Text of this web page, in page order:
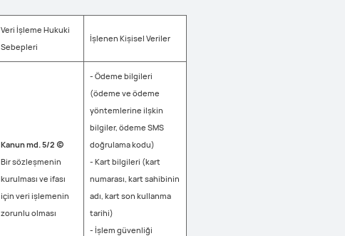
Veri İşleme Hukuki
Sebepleri
İşlenen Kişisel Veriler
Kanun md. 5/2 (c)
Bir sözleşmenin
kurulması ve ifası
için veri işlemenin
zorunlu olması
- Ödeme bilgileri
(ödeme ve ödeme
yöntemlerine ilşkin
bilgiler, ödeme SMS
doğrulama kodu)
- Kart bilgileri (kart
numarası, kart sahibinin
adı, kart son kullanma
tarihi)
- İşlem güvenliği